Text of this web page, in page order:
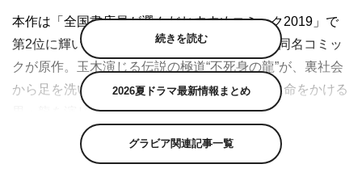
本作は「全国書店員が選んだおすすめコミック2019」で
第2位に輝いた、「くらげバンチ」で連載中の同名コミッ
クが原作。玉木演じる伝説の極道“不死身の龍”が、裏社会
から足を洗い、エプロンに着替えて専業主夫に命をかける
男・龍を演じるアットホームな任侠コメディ。
不死身の“龍”を演じる玉木、龍の妻“美久”を演じる川口、
続きを読む
2026夏ドラマ最新情報まとめ
グラビア関連記事一覧